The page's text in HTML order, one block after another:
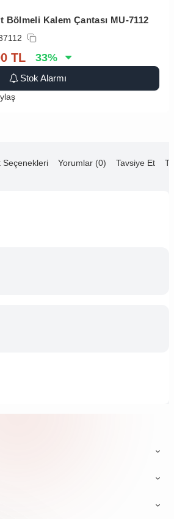
Bölmeli Kalem Çantası MU-7112
TL 33%
Stok Alarmı
Seçenekleri Yorumlar (0) Tavsiye Et